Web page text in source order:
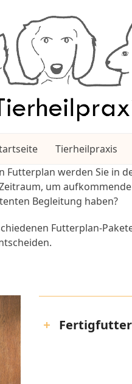
Tierheilpraxis
werden Sie in
um
Begleitung haben?
Futterplan-